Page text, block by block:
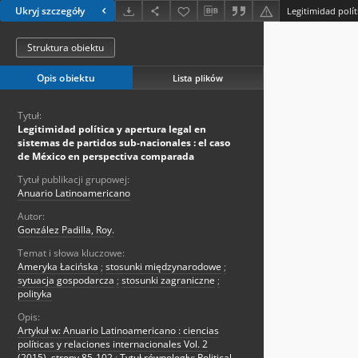
Ukryj szczegóły
Struktura obiektu
Opis obiektu Lista plików
Tytuł:
Legitimidad política y apertura legal en
sistemas de partidos sub-nacionales : el caso
de México en perspectiva comparada
Tytuł publikacji grupowej:
Anuario Latinoamericano
Autor:
González Padilla, Roy.
Temat i słowa kluczowe:
Ameryka Łacińska ; stosunki międzynarodowe ;
sytuacja gospodarcza ; stosunki zagraniczne ;
polityka
Opis:
Artykuł w: Anuario Latinoamericano : ciencias
políticas y relaciones internacionales Vol. 2